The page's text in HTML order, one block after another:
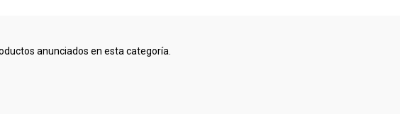
anunciados en esta categoría.